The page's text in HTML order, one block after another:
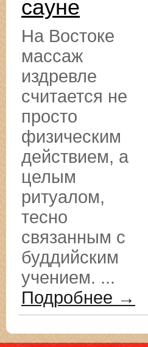
сауне
На Востоке
массаж
издревле
считается не
просто
физическим
действием, а
целым
ритуалом,
тесно
связанным с
буддийским
учением. ...
Подробнее →